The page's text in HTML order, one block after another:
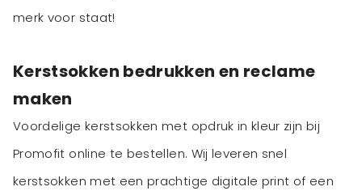
merk voor staat!
Kerstsokken bedrukken en reclame
maken
Voordelige kerstsokken met opdruk in kleur zijn bij
Promofit online te bestellen. Wij leveren snel
kerstsokken met een prachtige digitale print of een